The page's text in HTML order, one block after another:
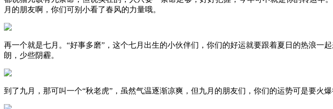
月的朋友啊，你们可别小看了春风的力量哦。
再一个就是七月。“好事多磨”，这个七月出生的小伙伴们，你们的好运就要跟着夏日的热浪一
朗，少些阴霾。
到了九月，那可叫一个“秋老虎”，虽然气温逐渐凉爽，但九月的朋友们，你们的运势可是要火